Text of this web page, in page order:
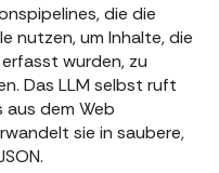
die die
nutzen, um Inhalte, die
wurden, zu
Das LLM selbst ruft
aus dem Web
sie in saubere,